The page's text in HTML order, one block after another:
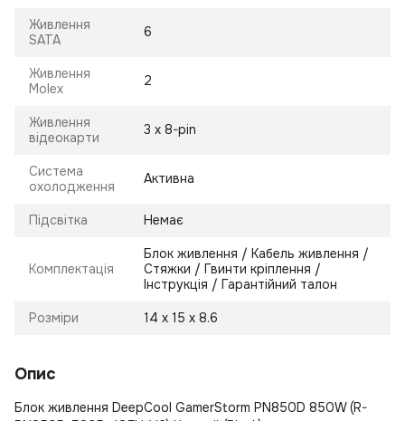
Живлення
SATA
6
Живлення
Molex
2
Живлення
відеокарти
3 х 8-pin
Система
охолодження
Активна
Підсвітка Немає
Комплектація
Блок живлення / Кабель живлення /
Стяжки / Гвинти кріплення /
Інструкція / Гарантійний талон
Розміри 14 х 15 х 8.6
Опис
Блок живлення DeepCool GamerStorm PN850D 850W (R-